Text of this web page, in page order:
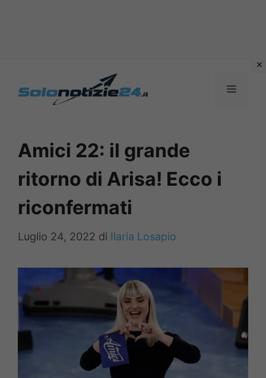
MENU
Amici 22: il grande
ritorno di Arisa! Ecco i
riconfermati
Luglio 24, 2022 di Ilaria Losapio